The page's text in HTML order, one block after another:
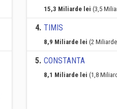
15,3 Miliarde lei (3,5
4. TIMIS
8,9 Miliarde lei (2
5. CONSTANTA
8,1 Miliarde lei (1,8